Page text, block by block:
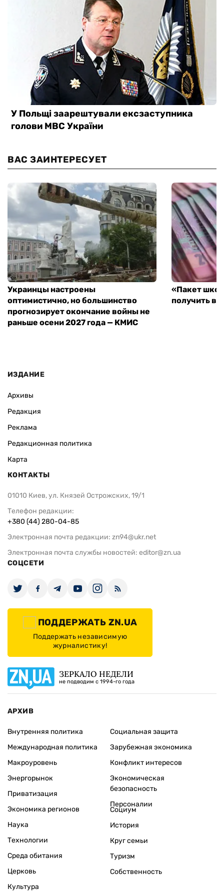
ВАС ЗАИНТЕРЕСУЕТ
Украинцы настроены
оптимистично, но большинство
прогнозирует окончание войны не
раньше осени 2027 года — КМИС
«Пакет
получить
ИЗДАНИЕ
Архивы
Редакция
Реклама
Редакционная политика
Карта
КОНТАКТЫ
01010 Киев, ул. Князей Острожских, 19/1
Телефон редакции:
+380 (44) 280-04-85
Электронная почта редакции: zn94@ukr.net
Электронная почта службы новостей: editor@zn.ua
СОЦСЕТИ
ПОДДЕРЖАТЬ ZN.UA
Поддержать независимую
журналистику!
ЗЕРКАЛО НЕДЕЛИ
не подводим с 1994-го года
АРХИВ
Внутренняя политика
Международная политика
Макроуровень
Энергорынок
Приватизация
Экономика регионов
Социальная защита
Зарубежная экономика
Конфликт интересов
Экономическая
безопасность
Персоналии
Наука
Технологии
Среда обитания
Церковь
Культура
Социум
История
Круг семьи
Туризм
Собственность